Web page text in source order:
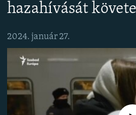
SZABADON
TÁRSADALOM
DEMOKRÁCIA
A PÉNZ NYOMÁBAN
hazahívását
2024. január 27.